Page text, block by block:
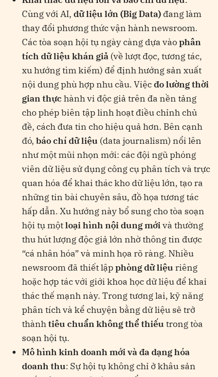
Cùng với AI, dữ liệu lớn (Big Data) đang làm
thay đổi phương thức vận hành newsroom.
Các tòa soạn hội tụ ngày càng dựa vàophân
tích dữ liệu khán giả (về lượt đọc, tương tác,
xu hướng tìm kiếm) để định hướng sản xuất
nội dung phù hợp nhu cầu. Việcđo lường thời
gian thực hành vi độc giả trên đa nền tảng
cho phép biên tập linh hoạt điều chỉnh chủ
đề, cách đưa tin cho hiệu quả hơn. Bên cạnh
đó, báo chí dữ liệu (data journalism) nổi lên
như một mũi nhọn mới: các đội ngũ phóng
viên dữ liệu sử dụng công cụ phân tích và trực
quan hóa để khai thác kho dữ liệu lớn, tạo ra
những tin bài chuyên sâu, đồ họa tương tác
hấp dẫn. Xu hướng này bổ sung cho tòa soạn
hội tụ mộtloại hình nội dung mớivà thường
thu hút lượng độc giả lớn nhờ thông tin được
“cá nhân hóa” và minh họa rõ ràng. Nhiều
newsroom đã thiết lậpphòng dữ liệu riêng
hoặc hợp tác với giới khoa học dữ liệu để khai
thác thế mạnh này. Trong tương lai, kỹ năng
phân tích và kể chuyện bằng dữ liệu sẽ trở
thànhtiêu chuẩn không thể thiếu trong tòa
soạn hội tụ.
Mô hình kinh doanh mới và đa dạng hóa
doanh thu: Sự hội tụ không chỉ ở khâu sản